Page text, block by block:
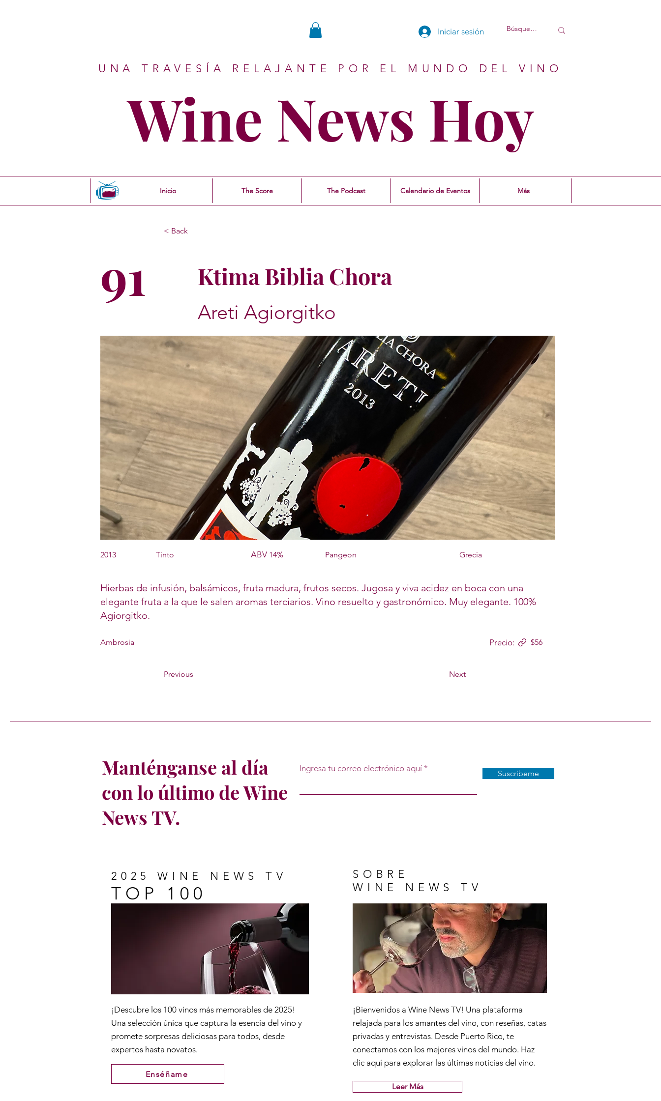
Iniciar sesión
UNA TRAVESÍA RELAJANTE POR EL MUNDO DEL VINO
Wine News Hoy
Inicio The Score The Podcast Calendario de Eventos Más
< Back
91 Ktima Biblia Chora
Areti Agiorgitko
2013 Tinto 14%
ABV Pangeon Grecia
Hierbas de infusión, balsámicos, fruta madura, frutos secos. Jugosa y viva acidez en boca con una
elegante fruta a la que le salen aromas terciarios. Vino resuelto y gastronómico. Muy elegante. 100%
Agiorgitko.
Ambrosia
Previous
Precio: $56
Next
Manténganse al día
con lo último de Wine
News TV.
Ingresa tu correo electrónico aquí
Suscríbeme
¡Descubre los 100 vinos más memorables de 2025!
Una selección única que captura la esencia del vino y
promete sorpresas deliciosas para todos, desde
expertos hasta novatos.
Enséñame
2025 WINE NEWS TV
TOP 100
¡Bienvenidos a Wine News TV! Una plataforma
relajada para los amantes del vino, con reseñas, catas
privadas y entrevistas. Desde Puerto Rico, te
conectamos con los mejores vinos del mundo. Haz
clic aquí para explorar las últimas noticias del vino.
Leer Más
SOBRE
WINE NEWS TV